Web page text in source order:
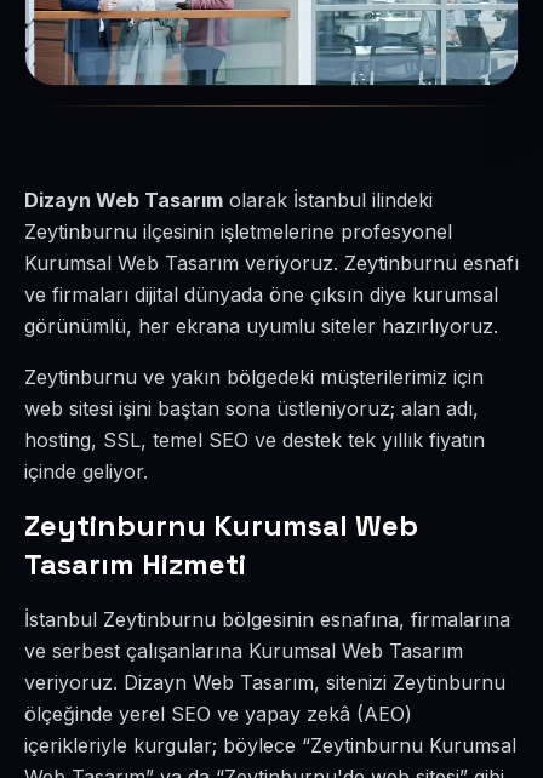
Dizayn Web Tasarım olarak İstanbul ilindeki
Zeytinburnu ilçesinin işletmelerine profesyonel
Kurumsal Web Tasarım veriyoruz. Zeytinburnu esnafı
ve firmaları dijital dünyada öne çıksın diye kurumsal
görünümlü, her ekrana uyumlu siteler hazırlıyoruz.
Zeytinburnu ve yakın bölgedeki müşterilerimiz için
web sitesi işini baştan sona üstleniyoruz; alan adı,
hosting, SSL, temel SEO ve destek tek yıllık fiyatın
içinde geliyor.
Zeytinburnu Kurumsal Web
Tasarım Hizmeti
İstanbul Zeytinburnu bölgesinin esnafına, firmalarına
ve serbest çalışanlarına Kurumsal Web Tasarım
veriyoruz. Dizayn Web Tasarım, sitenizi Zeytinburnu
ölçeğinde yerel SEO ve yapay zekâ (AEO)
içerikleriyle kurgular; böylece “Zeytinburnu Kurumsal